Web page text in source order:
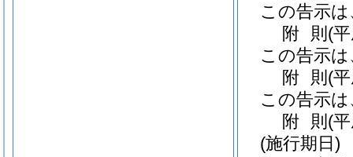
この告示
附 則 (
この告示
附 則 (
この告示
附 則 (
(施行期日)